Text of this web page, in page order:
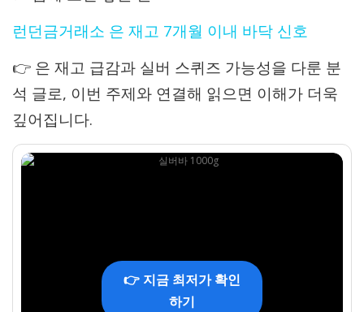
런던금거래소 은 재고 7개월 이내 바닥 신호
👉 은 재고 급감과 실버 스퀴즈 가능성을 다룬 분
석 글로, 이번 주제와 연결해 읽으면 이해가 더욱
깊어집니다.
👉 지금 최저가 확인
하기